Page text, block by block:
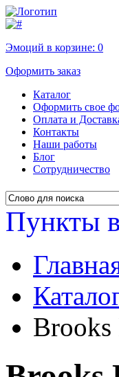
Эмоций в корзине: 0
Оформить заказ
Каталог
Оформить свое
Оплата и
Контакты
Наши работы
Блог
Сотрудничество
Пункты
Brooks